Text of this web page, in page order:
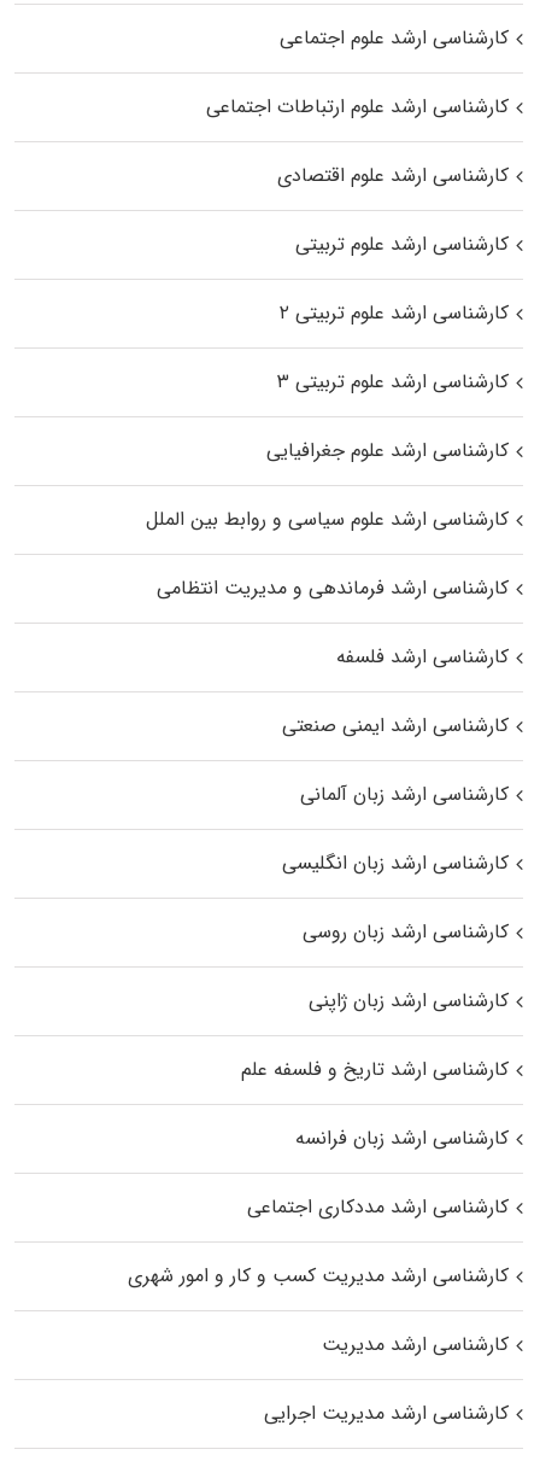
کارشناسی ارشد علوم اجتماعی
کارشناسی ارشد علوم ارتباطات اجتماعی
کارشناسی ارشد علوم اقتصادی
کارشناسی ارشد علوم تربیتی
کارشناسی ارشد علوم تربیتی ۲
کارشناسی ارشد علوم تربیتی ۳
کارشناسی ارشد علوم جغرافیایی
کارشناسی ارشد علوم سیاسی و روابط بین الملل
کارشناسی ارشد فرماندهی و مدیریت انتظامی
کارشناسی ارشد فلسفه
کارشناسی ارشد ایمنی صنعتی
کارشناسی ارشد زبان آلمانی
کارشناسی ارشد زبان انگلیسی
کارشناسی ارشد زبان روسی
کارشناسی ارشد زبان ژاپنی
کارشناسی ارشد تاریخ و فلسفه علم
کارشناسی ارشد زبان فرانسه
کارشناسی ارشد مددکاری اجتماعی
کارشناسی ارشد مدیریت کسب و کار و امور شهری
کارشناسی ارشد مدیریت
کارشناسی ارشد مدیریت اجرایی